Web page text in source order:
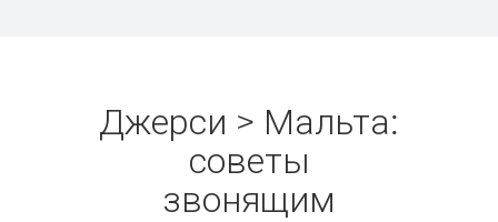
Джерси > Мальта:
советы
звонящим